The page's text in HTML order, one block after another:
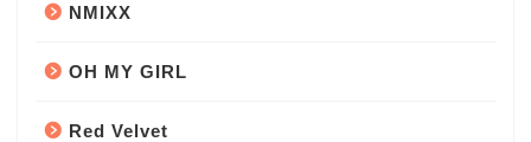
NMIXX
OH MY GIRL
Red Velvet